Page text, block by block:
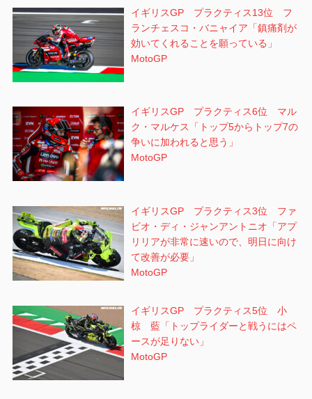
イギリスGP プラクティス13位 フ
ランチェスコ・バニャイア「鎮痛剤が
効いてくれることを願っている」
MotoGP
イギリスGP プラクティス6位 マル
ク・マルケス「トップ5からトップ7の
争いに加われると思う」
MotoGP
イギリスGP プラクティス3位 ファ
ビオ・ディ・ジャンアントニオ「アプ
リリアが非常に速いので、明日に向け
て改善が必要」
MotoGP
イギリスGP プラクティス5位 小
椋 藍「トップライダーと戦うにはペ
ースが足りない」
MotoGP